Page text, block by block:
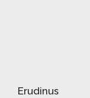
Erudinus